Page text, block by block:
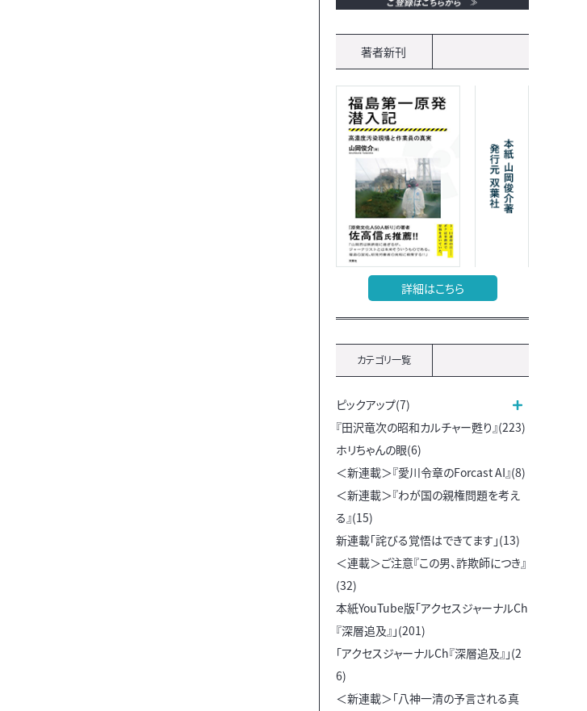
著者新刊
詳細はこちら
カテゴリ一覧
ピックアップ(7)
『田沢竜次の昭和カルチャー甦り』(223)
ホリちゃんの眼(6)
＜新連載＞『愛川令章のForcast AI』(8)
＜新連載＞『わが国の親権問題を考え
る』(15)
新連載「詫びる覚悟はできてます」(13)
＜連載＞ご注意『この男、詐欺師につき』
(32)
本紙YouTube版「アクセスジャーナルCh
『深層追及』」(201)
「アクセスジャーナルCh『深層追及』」(2
6)
＜新連載＞「八神一清の予言される真